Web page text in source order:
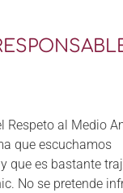
Respeto al Medio
que escuchamos
que es bastante
No se pretende